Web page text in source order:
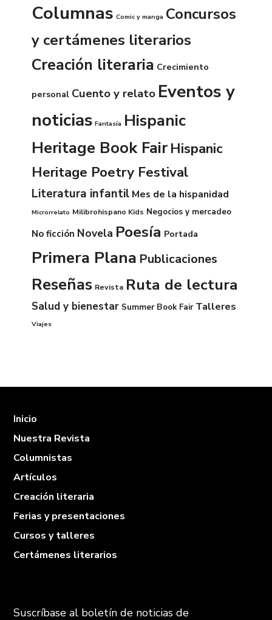
Columnas Comic y manga Concursos
y certámenes literarios
Creación literaria Crecimiento
personal Cuento y relato Eventos y
noticias Fantasía Hispanic
Heritage Book FairHispanic
Heritage Poetry Festival
Literatura infantil Mes de la hispanidad
Microrrelato Milibrohispano Kids Negocios y mercadeo
No ficción Novela Poesía Portada
Primera Plana Publicaciones
Reseñas Revista Ruta de lectura
Salud y bienestar Summer Book Fair Talleres
Viajes
Inicio
Nuestra Revista
Columnistas
Artículos
Creación literaria
Ferias y presentaciones
Cursos y talleres
Certámenes literarios
Suscríbase al boletín de noticias de